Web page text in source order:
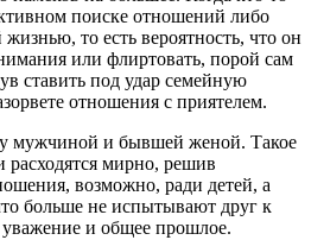
поиске отношений либо
то есть вероятность, что он
или флиртовать, порой сам
ставить под удар семейную
отношения с приятелем.
мужчиной и бывшей женой. Такое
расходятся мирно, решив
возможно, ради детей, а
больше не испытывают друг к
и общее прошлое.